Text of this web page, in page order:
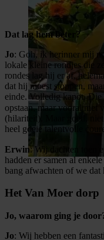
Dat lag hem beter?
Jo: Goh, ik herinner mij
lokale kleine rondjes die
rondes lag hij er af,
dat hij moest stoppen,
einde. Volledig kapot.
opstaan, maar vooral met
(hilariteit). Maar goed,
heel goeie talentvolle
Erwin: Wij dachten toen
hadden er samen al
bang afwachten of we
Het Van Moer dorp
Jo, waarom ging je
Jo: Wij hebben een